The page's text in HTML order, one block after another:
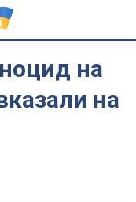
на
на